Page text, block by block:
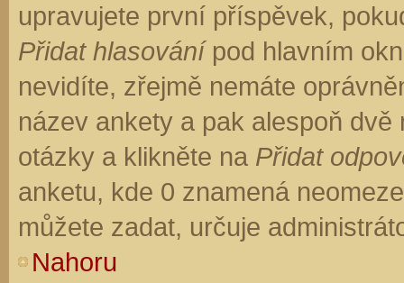
upravujete první příspěvek,
Přidat hlasovánípod hlavním
nevidíte, zřejmě nemáte
název ankety a pak alespoň
otázky a klikněte na Přidat
anketu, kde 0 znamená
můžete zadat, určuje
Nahoru